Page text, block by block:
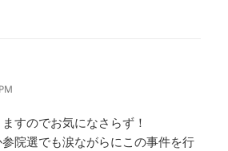
り:
すのでお気になさらず！
院選でも涙ながらにこの事件を行